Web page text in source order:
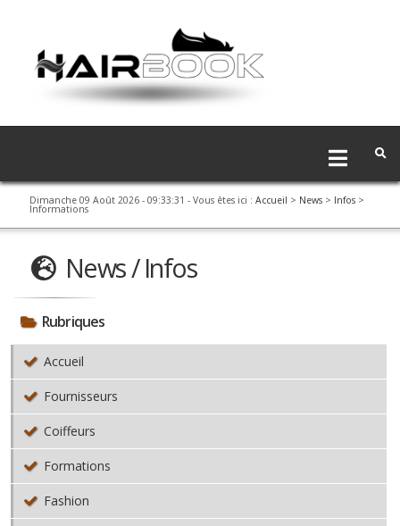
Dimanche 09 Août 2026 - 09:33:31 - Vous êtes ici : Accueil > News > Infos >
Informations
News / Infos
Rubriques
Accueil
Fournisseurs
Coiffeurs
Formations
Fashion